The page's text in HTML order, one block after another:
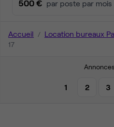
500 € par poste par mois
Accueil Location bureaux
17
1 2 3